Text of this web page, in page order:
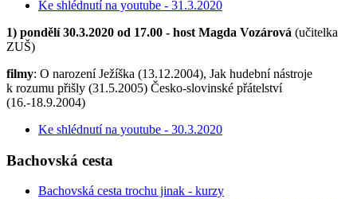
Ke shlédnutí na youtube - 31.3.2020
1) pondělí 30.3.2020 od 17.00 - host Magda Vozárová (učitelka
ZUŠ)
filmy: O narození Ježíška (13.12.2004), Jak hudební nástroje
k rozumu přišly (31.5.2005) Česko-slovinské přátelství
(16.-18.9.2004)
Ke shlédnutí na youtube - 30.3.2020
Bachovská cesta
Bachovská cesta trochu jinak - kurzy